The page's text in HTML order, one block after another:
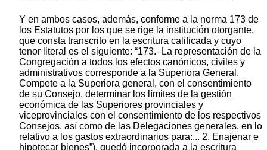
Y en ambos casos, además, conforme a la norma 173 de
los Estatutos por los que se rige la institución otorgante,
que consta transcrito en la escritura calificada y cuyo
tenor literal es el siguiente: “173.–La representación de la
Congregación a todos los efectos canónicos, civiles y
administrativos corresponde a la Superiora General.
Compete a la Superiora general, con el consentimiento
de su Consejo, determinar los límites de la gestión
económica de las Superiores provinciales y
viceprovinciales con el consentimiento de los respectivos
Consejos, así como de las Delegaciones generales, en lo
relativo a los gastos extraordinarios para:... 2. Enajenar e
hipotecar bienes”), quedó incorporada a la escritura